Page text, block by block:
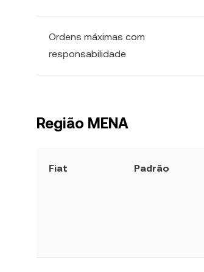
Ordens máximas com
responsabilidade
Região MENA
Fiat Padrão